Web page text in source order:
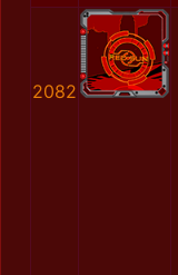
2082